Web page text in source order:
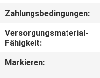
SIE
EIN
Zahlungsbedingungen:
Versorgungsmaterial-
Fähigkeit:
Markieren: